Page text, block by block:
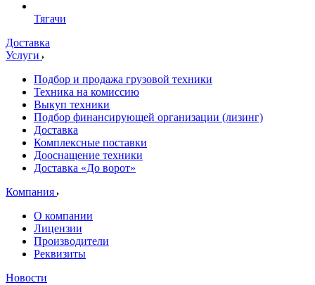
Тягачи
Доставка
Услуги
Подбор и продажа грузовой техники
Техника на комиссию
Выкуп техники
Подбор финансирующей организации (лизинг)
Доставка
Комплексные поставки
Дооснащение техники
Доставка «До ворот»
Компания
О компании
Лицензии
Производители
Реквизиты
Новости